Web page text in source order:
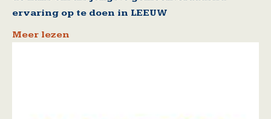
ervaring op te doen in LEEUW
Meer lezen